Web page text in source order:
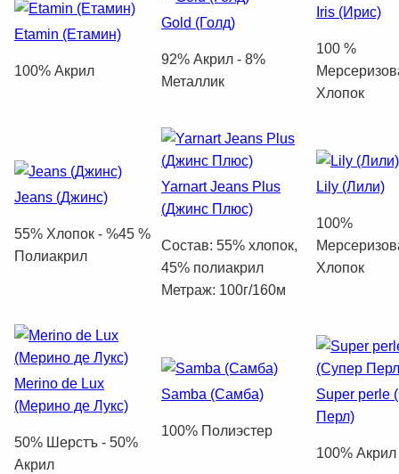
Etamin (Етамин)
100% Акрил
Gold (Голд)
92% Акрил - 8%
Металлик
Iris (Ирис)
100 %
Хлопок
Jeans (Джинс)
55% Хлопок - %45 %
Полиакрил
Yarnart Jeans Plus
(Джинс Плюс)
Состав: 55% хлопок,
45% полиакрил
Метраж: 100г/160м
Lily (Лили)
100%
Хлопок
Merino de Lux
(Мерино де Лукс)
50% Шерстъ - 50%
Акрил
Samba (Самба)
100% Полиэстер
Super perle
Перл)
100% Акрил